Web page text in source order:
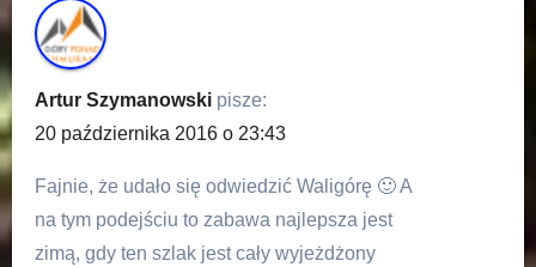
Artur Szymanowski pisze:
20 października 2016 o 23:43
Fajnie, że udało się odwiedzić Waligórę 🙂 A
na tym podejściu to zabawa najlepsza jest
zimą, gdy ten szlak jest cały wyjeżdżony